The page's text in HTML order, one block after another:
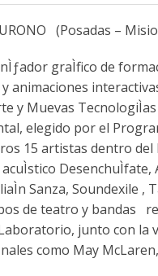
(Posadas –
graÌfico de
animaciones
y Muevas
elegido por el
15 artistas dentro
acuÌstico
Sanza, Soundexile
de teatro y bandas
junto con la
como May